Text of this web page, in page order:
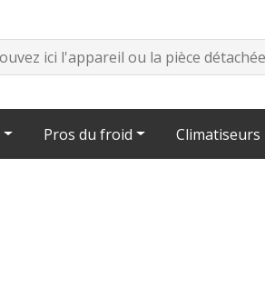
Pros du froid Climatiseurs